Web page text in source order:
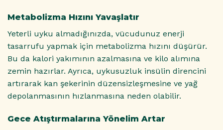
Metabolizma Hızını Yavaşlatır
Yeterli uyku almadığınızda, vücudunuz enerji
tasarrufu yapmak için metabolizma hızını düşürür.
Bu da kalori yakımının azalmasına ve kilo alımına
zemin hazırlar. Ayrıca, uykusuzluk insülin direncini
artırarak kan şekerinin düzensizleşmesine ve yağ
depolanmasının hızlanmasına neden olabilir.
Gece Atıştırmalarına Yönelim Artar